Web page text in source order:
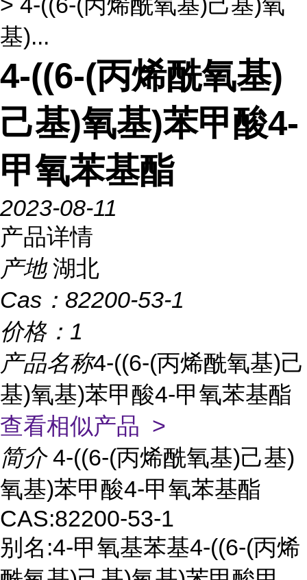
基)...
4-((6-(丙烯酰氧基)
己基)氧基)苯甲酸4-
甲氧苯基酯
2023-08-11
产品详情
产地 湖北
Cas： 82200-53-1
价格： 1
产品名称4-((6-(丙烯酰氧基)己
基)氧基)苯甲酸4-甲氧苯基酯
查看相似产品 >
简介 4-((6-(丙烯酰氧基)己基)
氧基)苯甲酸4-甲氧苯基酯
CAS:82200-53-1
别名:4-甲氧基苯基4-((6-(丙烯